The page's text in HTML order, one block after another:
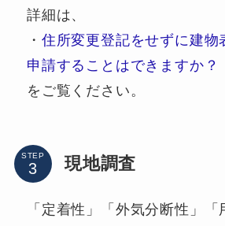
詳細は、
・ 住所変更登記をせずに建物
申請することはできますか？
をご覧ください。
STEP 現地調査
「定着性」「外気分断性」「